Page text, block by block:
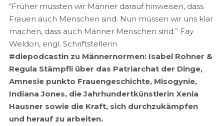
“Früher mussten wir Männer darauf hinweisen, dass
Frauen auch Menschen sind. Nun müssen wir uns klar
machen, dass auch Männer Menschen sind.” Fay
Weldon, engl. Schriftstellerin
#diepodcastin zu Männernormen: Isabel Rohner &
Regula Stämpfli über das Patriarchat der Dinge,
Amnesie punkto Frauengeschichte, Misogynie,
Indiana Jones, die Jahrhundertkünstlerin Xenia
Hausner sowie die Kraft, sich durchzukämpfen
und herauf zu arbeiten.